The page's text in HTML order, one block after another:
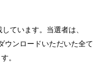
ています。当選者は、
ウンロードいただいた全て
。